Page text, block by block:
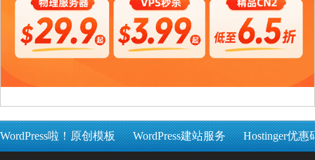
WordPress啦！原创模板 WordPress建站服务 Hostinger优惠